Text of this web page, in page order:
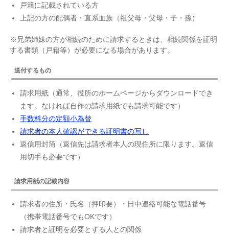
戸籍に記載されている方
上記の方の配偶者・直系血族（祖父母・父母・子・孫）
※兄弟姉妹の方が相続のために請求するときは、相続関係を証明
する書類（戸籍等）が必要になる場合があります。
送付するもの
請求用紙（通常、役所のホームページからダウンロードでき
ます。なければ自作の請求用紙でも請求可能です）
手数料分の定額小為替
請求者の本人確認ができる証明書の写し
返信用封筒（返信先は請求者本人の現住所に限ります。返信
用切手も必要です）
請求用紙の記載内容
請求者の住所・氏名（押印要）・日中連絡可能な電話番号
（携帯電話番号でもOKです）
請求者と証明を必要とする人との関係